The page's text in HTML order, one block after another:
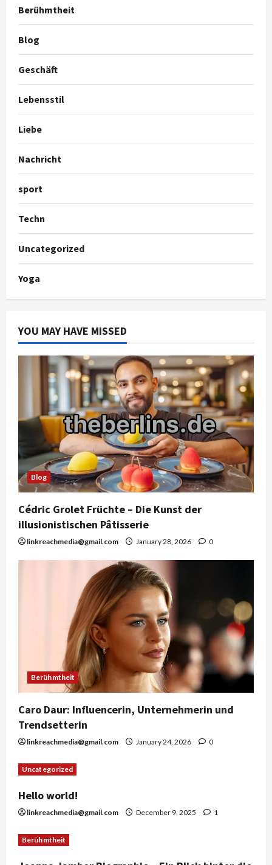
Berühmtheit
Blog
Geschäft
Lebensstil
Liebe
Nachricht
sport
Techn
Uncategorized
Yoga
YOU MAY HAVE MISSED
Blog
Cédric Grolet Früchte – Die Kunst der
illusionistischen Pâtisserie
linkreachmedia@gmail.com January 28, 2026 0
Berühmtheit
Caro Daur: Influencerin, Unternehmerin und
Trendsetterin
linkreachmedia@gmail.com January 24, 2026 0
Uncategorized
Hello world!
linkreachmedia@gmail.com December 9, 2025 1
Berühmtheit